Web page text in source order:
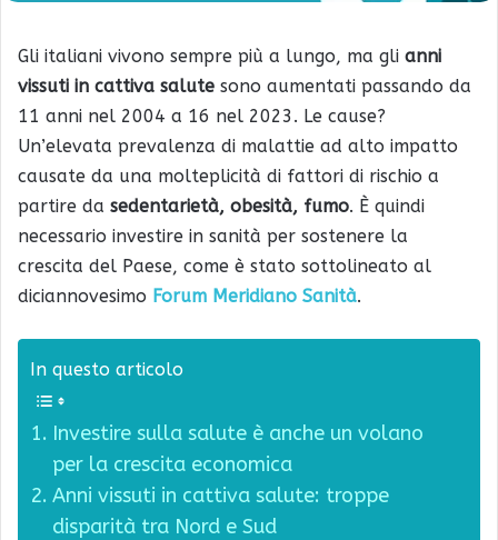
Gli italiani vivono sempre più a lungo, ma gli anni
vissuti in cattiva salute sono aumentati passando da
11 anni nel 2004 a 16 nel 2023. Le cause?
Un’elevata prevalenza di malattie ad alto impatto
causate da una molteplicità di fattori di rischio a
partire da sedentarietà, obesità, fumo. È quindi
necessario investire in sanità per sostenere la
crescita del Paese, come è stato sottolineato al
diciannovesimo Forum Meridiano Sanità.
In questo articolo
Investire sulla salute è anche un volano
per la crescita economica
Anni vissuti in cattiva salute: troppe
disparità tra Nord e Sud